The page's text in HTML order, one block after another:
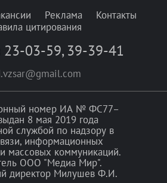
Реклама
Контакты
цитирования
23-03-59, 39-39-41
номер ИА № ФС77–
8 мая 2019 года
службой по надзору в
информационных
массовых коммуникаций.
ООО "Медиа Мир".
директор Милушев Ф.И.